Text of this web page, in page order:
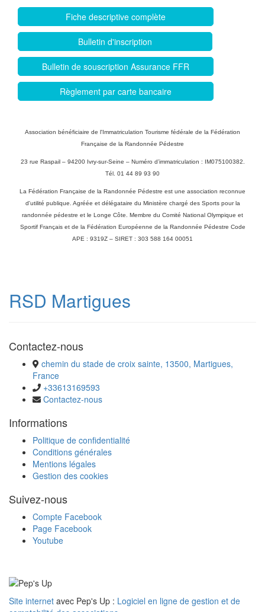
Fiche descriptive complète
Bulletin d'inscription
Bulletin de souscription Assurance FFR
Règlement par carte bancaire
Association bénéficiaire de l'Immatriculation Tourisme fédérale de la Fédération
Française de la Randonnée Pédestre
23 rue Raspail – 94200 Ivry-sur-Seine – Numéro d’immatriculation : IM075100382.
Tél. 01 44 89 93 90
La Fédération Française de la Randonnée Pédestre est une association reconnue
d'utilité publique. Agréée et délégataire du Ministère chargé des Sports pour la
randonnée pédestre et le Longe Côte. Membre du Comité National Olympique et
Sportif Français et de la Fédération Européenne de la Randonnée Pédestre Code
APE : 9319Z – SIRET : 303 588 164 00051
RSD Martigues
Contactez-nous
chemin du stade de croix sainte, 13500, Martigues,
France
+33613169593
Contactez-nous
Informations
Politique de confidentialité
Conditions générales
Mentions légales
Gestion des cookies
Suivez-nous
Compte Facebook
Page Facebook
Youtube
Site internet avec Pep's Up : Logiciel en ligne de gestion et de